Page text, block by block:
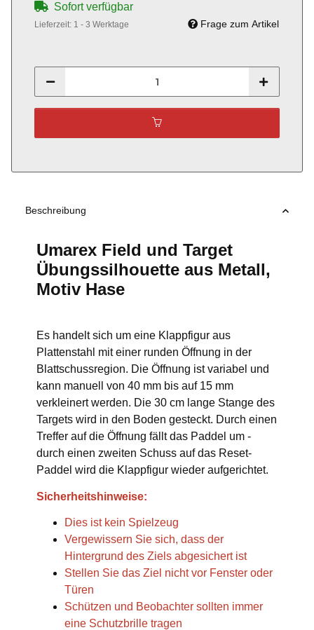
Sofort verfügbar
Lieferzeit: 1 - 3 Werktage Frage zum Artikel
Beschreibung
Umarex Field und Target
Übungssilhouette aus Metall,
Motiv Hase
Es handelt sich um eine Klappfigur aus
Plattenstahl mit einer runden Öffnung in der
Blattschussregion. Die Öffnung ist variabel und
kann manuell von 40 mm bis auf 15 mm
verkleinert werden. Die 30 cm lange Stange des
Targets wird in den Boden gesteckt. Durch einen
Treffer auf die Öffnung fällt das Paddel um -
durch einen zweiten Schuss auf das Reset-
Paddel wird die Klappfigur wieder aufgerichtet.
Sicherheitshinweise:
Dies ist kein Spielzeug
Vergewissern Sie sich, dass der
Hintergrund des Ziels abgesichert ist
Stellen Sie das Ziel nicht vor Fenster oder
Türen
Schützen und Beobachter sollten immer
eine Schutzbrille tragen